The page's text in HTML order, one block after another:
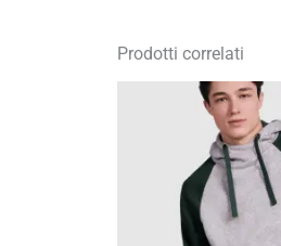
Prodotti correlati
Fascia
di
prezzo:
da
16,84 €
a
24,05 €